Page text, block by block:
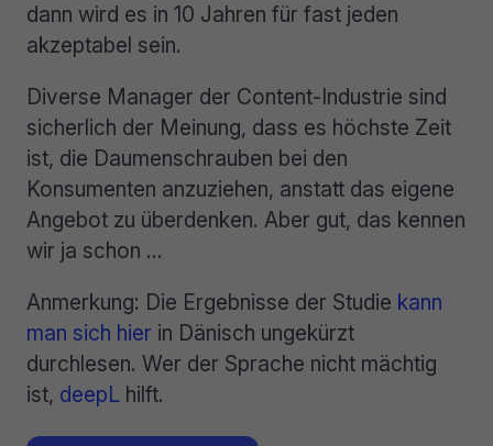
dann wird es in 10 Jahren für fast jeden
akzeptabel sein.
Diverse Manager der Content-Industrie sind
sicherlich der Meinung, dass es höchste Zeit
ist, die Daumenschrauben bei den
Konsumenten anzuziehen, anstatt das eigene
Angebot zu überdenken. Aber gut, das kennen
wir ja schon …
Anmerkung: Die Ergebnisse der Studie kann
man sich hier in Dänisch ungekürzt
durchlesen. Wer der Sprache nicht mächtig
ist, deepL hilft.